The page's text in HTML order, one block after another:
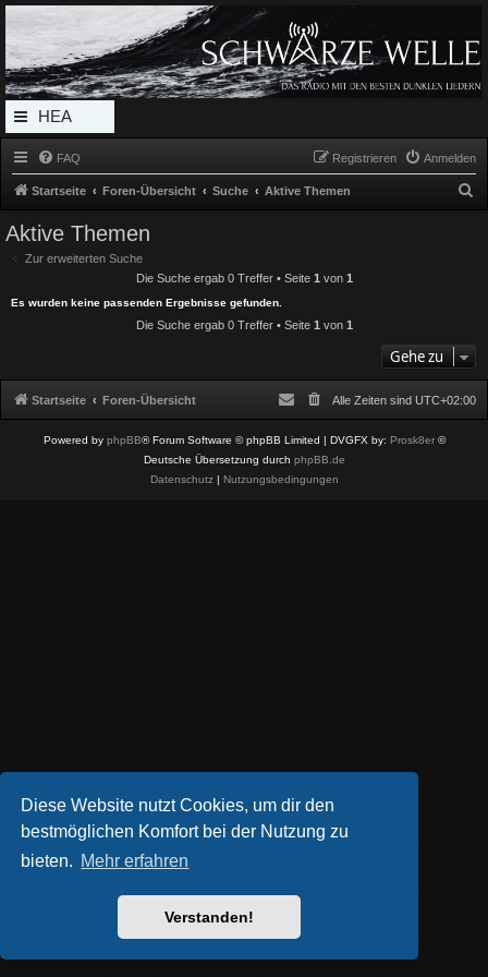
Diese Website nutzt Cookies, um dir den
bestmöglichen Komfort bei der Nutzung zu
bieten. Mehr erfahren
Verstanden!
Radio Schwarze Welle Forum
Das Radio mit den Besten Dunklen Liedern
HEA
DERL
MEN
U
FAQ Anmelden
Registrieren
Startseite Foren-Übersicht Suche Aktive Themen
Aktive Themen
Zur erweiterten Suche
Die Suche ergab 0 Treffer • Seite 1 von 1
Es wurden keine passenden Ergebnisse gefunden.
Die Suche ergab 0 Treffer • Seite 1 von 1
Gehe zu
Startseite Foren-Übersicht Alle Zeiten sind UTC+02:00
Powered by phpBB® Forum Software © phpBB Limited | DVGFX by: Prosk8er©
Deutsche Übersetzung durch phpBB.de
Datenschutz| Nutzungsbedingungen